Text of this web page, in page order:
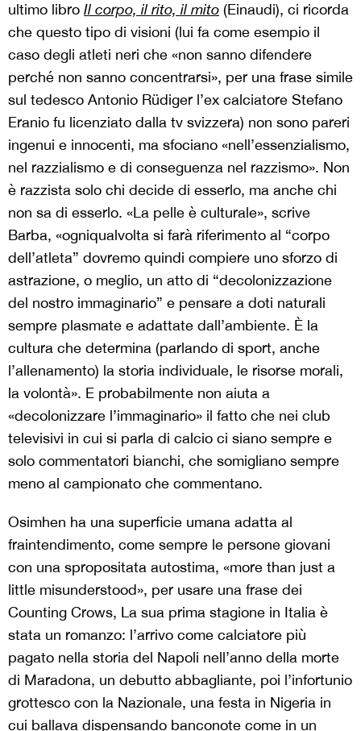
ultimo libro Il corpo, il rito, il mito (Einaudi), ci ricorda
che questo tipo di visioni (lui fa come esempio il
caso degli atleti neri che «non sanno difendere
perché non sanno concentrarsi», per una frase simile
sul tedesco Antonio Rüdiger l’ex calciatore Stefano
Eranio fu licenziato dalla tv svizzera) non sono pareri
ingenui e innocenti, ma sfociano «nell’essenzialismo,
nel razzialismo e di conseguenza nel razzismo». Non
è razzista solo chi decide di esserlo, ma anche chi
non sa di esserlo. «La pelle è culturale», scrive
Barba, «ogniqualvolta si farà riferimento al “corpo
dell’atleta” dovremo quindi compiere uno sforzo di
astrazione, o meglio, un atto di “decolonizzazione
del nostro immaginario” e pensare a doti naturali
sempre plasmate e adattate dall’ambiente. È la
cultura che determina (parlando di sport, anche
l’allenamento) la storia individuale, le risorse morali,
la volontà». E probabilmente non aiuta a
«decolonizzare l’immaginario» il fatto che nei club
televisivi in cui si parla di calcio ci siano sempre e
solo commentatori bianchi, che somigliano sempre
meno al campionato che commentano.
Osimhen ha una superficie umana adatta al
fraintendimento, come sempre le persone giovani
con una spropositata autostima, «more than just a
little misunderstood», per usare una frase dei
Counting Crows, La sua prima stagione in Italia è
stata un romanzo: l’arrivo come calciatore più
pagato nella storia del Napoli nell’anno della morte
di Maradona, un debutto abbagliante, poi l’infortunio
grottesco con la Nazionale, una festa in Nigeria in
cui ballava dispensando banconote come in un